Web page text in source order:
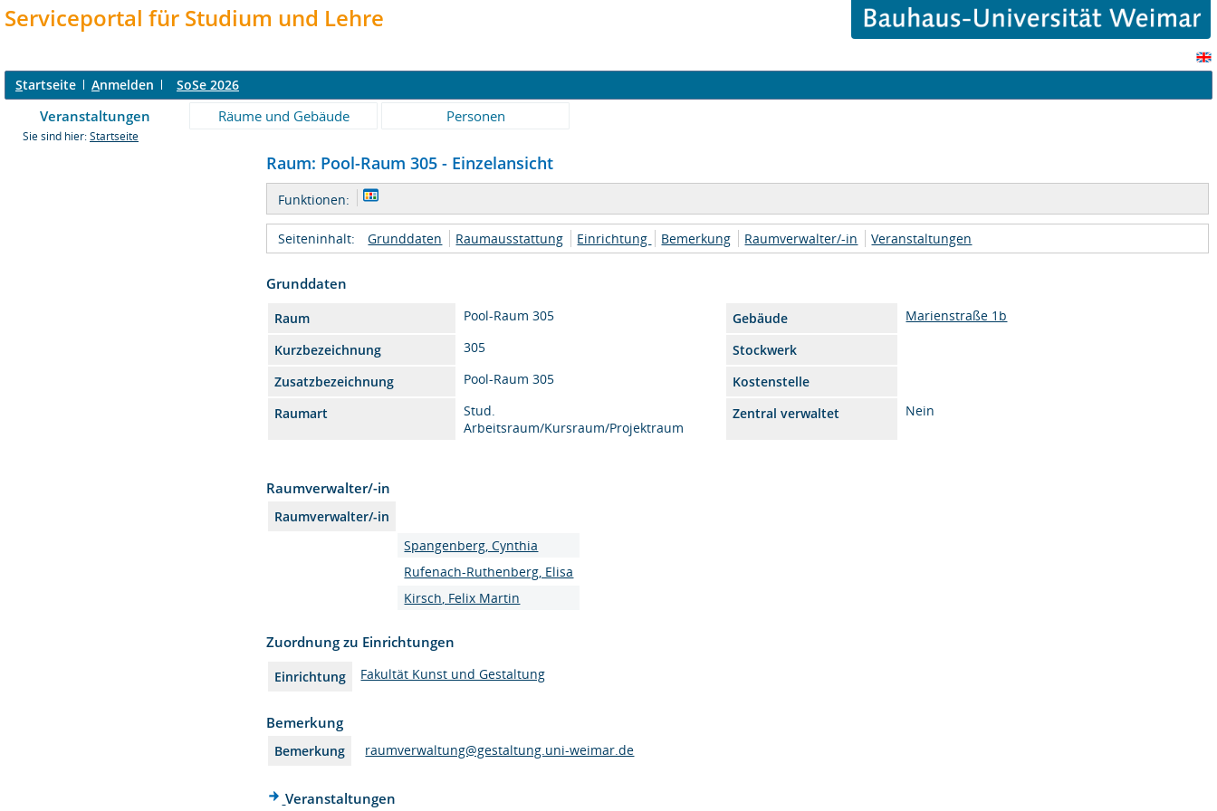
Serviceportal für Studium und Lehre
Startseite Anmelden SoSe 2026
Veranstaltungen Räume und Gebäude Personen
Sie sind hier: Startseite
Raum: Pool-Raum 305 - Einzelansicht
Funktionen:
Seiteninhalt: Grunddaten Raumausstattung Einrichtung Bemerkung Raumverwalter/-in Veranstaltungen
Grunddaten
Raum Pool-Raum 305 Gebäude
Marienstraße 1b
Kurzbezeichnung
305
Stockwerk
Zusatzbezeichnung
Pool-Raum 305
Kostenstelle
Raumart
Stud.
Arbeitsraum/Kursraum/Projektraum
Zentral verwaltet Nein
Raumverwalter/-in
Raumverwalter/-in
Spangenberg, Cynthia
Rufenach-Ruthenberg, Elisa
Kirsch, Felix Martin
Zuordnung zu Einrichtungen
Einrichtung Fakultät Kunst und Gestaltung
Bemerkung
Bemerkung raumverwaltung@gestaltung.uni-weimar.de
Veranstaltungen